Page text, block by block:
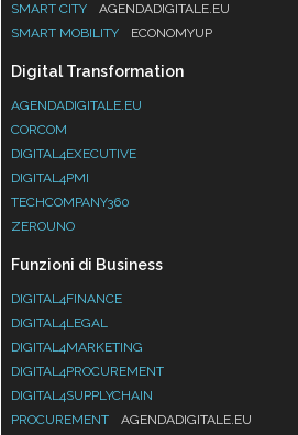
SMART CITY
AGENDADIGITALE.EU
SMART MOBILITY
ECONOMYUP
Digital Transformation
AGENDADIGITALE.EU
CORCOM
DIGITAL4EXECUTIVE
DIGITAL4PMI
TECHCOMPANY360
ZEROUNO
Funzioni di Business
DIGITAL4FINANCE
DIGITAL4LEGAL
DIGITAL4MARKETING
DIGITAL4PROCUREMENT
DIGITAL4SUPPLYCHAIN
PROCUREMENT
AGENDADIGITALE.EU